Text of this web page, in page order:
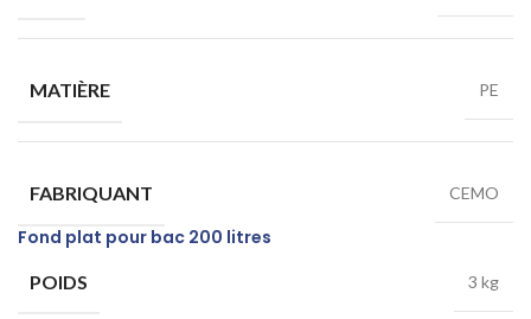
MATIÈRE PE
FABRIQUANT CEMO
Fond plat pour bac 200 litres
POIDS 3 kg